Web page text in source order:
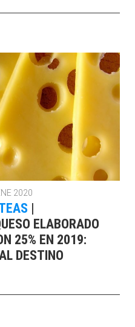
2020
|
ELABORADO
25% EN 2019:
DESTINO